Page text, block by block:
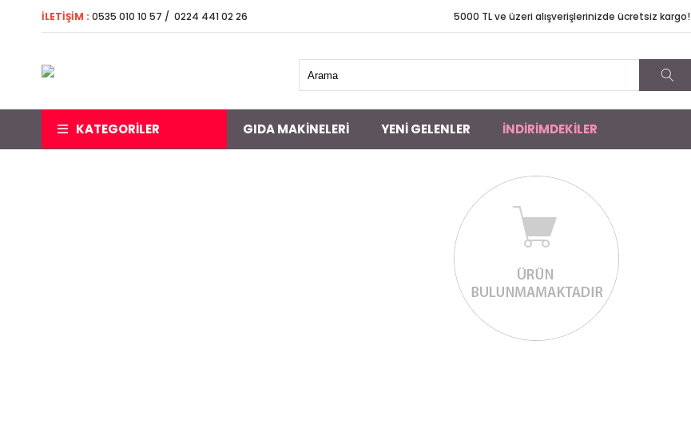
İLETİŞİM : 0535 010 10 57 / 0224 441 02 26 5000 TL ve üzeri alışverişlerinizde ücretsiz kargo!
KATEGORİLER GIDA MAKINELERI YENİ GELENLER İNDİRİMDEKİLER